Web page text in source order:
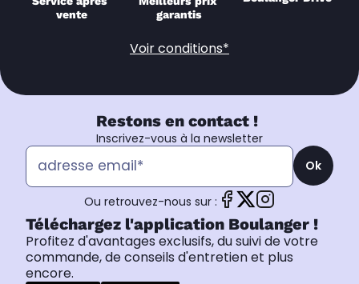
vente
garantis
Voir conditions*
Restons en contact !
Inscrivez-vous à la newsletter
Ok
Ou retrouvez-nous sur :
Téléchargez l'application Boulanger !
Profitez d'avantages exclusifs, du suivi de votre
commande, de conseils d'entretien et plus
encore.